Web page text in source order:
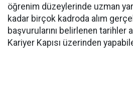
öğrenim düzeylerinde uzman
kadar birçok kadroda alım
başvurularını belirlenen tarihler
Kariyer Kapısı üzerinden